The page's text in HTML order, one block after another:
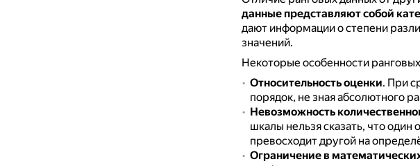
данные представляют собой
дают информации о степени
значений.
Некоторые особенности
Относительность оценки. При
порядок, не зная абсолютного
Невозможность
шкалы нельзя сказать, что
превосходит другой на
Ограничение в